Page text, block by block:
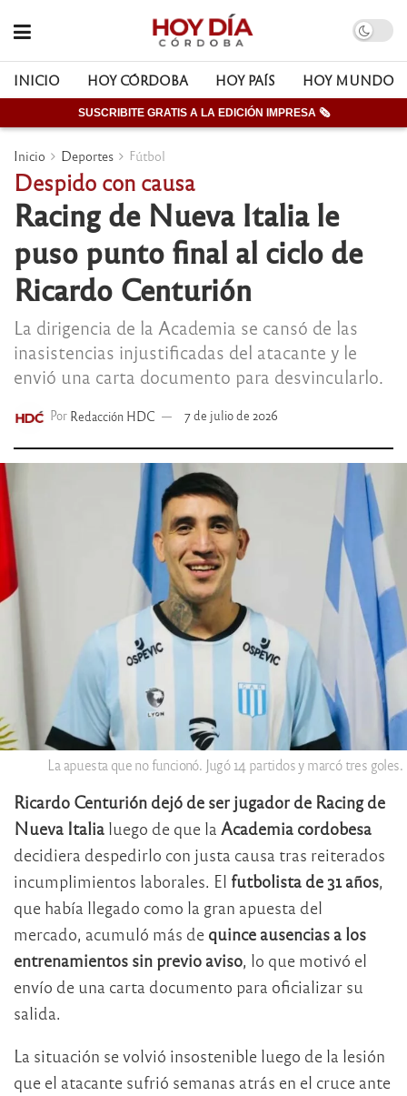
INICIO HOY CÓRDOBA HOY PAÍS HOY MUNDO
SUSCRIBITE GRATIS A LA EDICIÓN IMPRESA 🗞
Inicio Deportes Fútbol
Despido con causa
Racing de Nueva Italia le
puso punto final al ciclo de
Ricardo Centurión
La dirigencia de la Academia se cansó de las
inasistencias injustificadas del atacante y le
envió una carta documento para desvincularlo.
Por Redacción HDC 7 de julio de 2026
La apuesta que no funcionó. Jugó 14 partidos y marcó tres goles.
Ricardo Centurión dejó de ser jugador de Racing de
Nueva Italia luego de que la Academia cordobesa
decidiera despedirlo con justa causa tras reiterados
incumplimientos laborales. El futbolista de 31 años,
que había llegado como la gran apuesta del
mercado, acumuló más de quince ausencias a los
entrenamientos sin previo aviso, lo que motivó el
envío de una carta documento para oficializar su
salida.
La situación se volvió insostenible luego de la lesión
que el atacante sufrió semanas atrás en el cruce ante